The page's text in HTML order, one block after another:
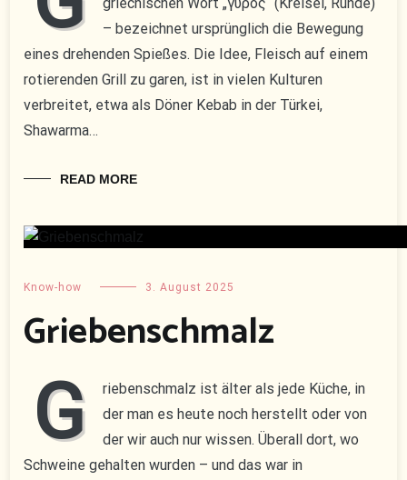
– bezeichnet ursprünglich die Bewegung
eines drehenden Spießes. Die Idee, Fleisch auf einem
rotierenden Grill zu garen, ist in vielen Kulturen
verbreitet, etwa als Döner Kebab in der Türkei,
Shawarma…
READ MORE
Know-how 3. August 2025
Griebenschmalz
G
riebenschmalz ist älter als jede Küche, in
der man es heute noch herstellt oder von
der wir auch nur wissen. Überall dort, wo
Schweine gehalten wurden – und das war in